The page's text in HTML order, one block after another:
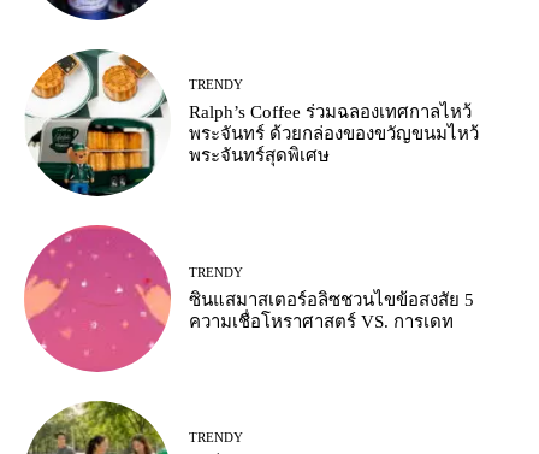
TRENDY
Ralph’s Coffee ร่วมฉลองเทศกาลไหว้
พระจันทร์ ด้วยกล่องของขวัญขนมไหว้
พระจันทร์สุดพิเศษ
TRENDY
ซินแสมาสเตอร์อลิซชวนไขข้อสงสัย 5
ความเชื่อโหราศาสตร์ VS. การเดท
TRENDY